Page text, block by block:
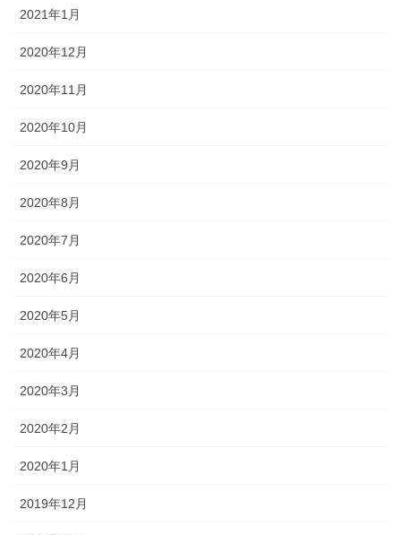
2021年1月
2020年12月
2020年11月
2020年10月
2020年9月
2020年8月
2020年7月
2020年6月
2020年5月
2020年4月
2020年3月
2020年2月
2020年1月
2019年12月